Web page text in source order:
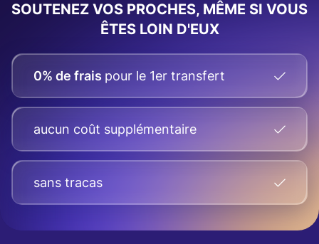
SOUTENEZ VOS PROCHES, MÊME SI VOUS
ÊTES LOIN D'EUX
0% de frais pour le 1er transfert
aucun coût supplémentaire
sans tracas